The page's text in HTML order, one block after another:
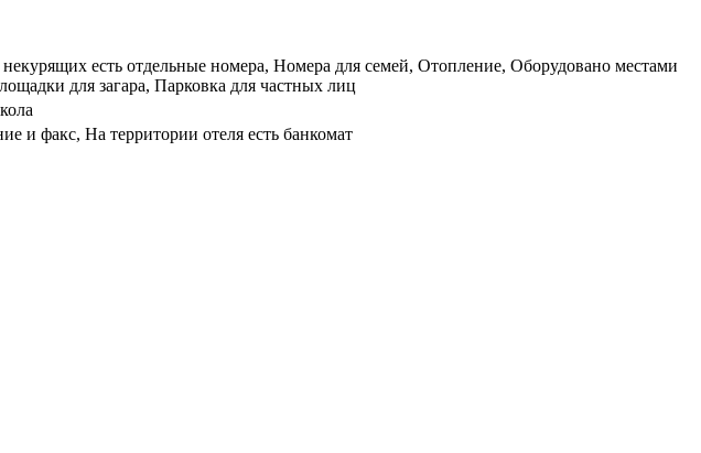
есть отдельные номера, Номера для семей, Отопление, Оборудовано местами
для загара, Парковка для частных лиц
и факс, На территории отеля есть банкомат